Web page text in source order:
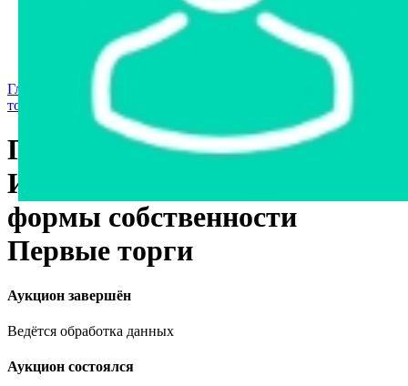
Арестованное имущество
Реестр несостоявшихся торгов
Реестр переоценок
Государственное имущество
Главная страница
торгов
Транспорт
ГАЗ 31105, 2006
Имущество государственной
формы собственности
Первые торги
Аукцион завершён
Ведётся обработка данных
Аукцион состоялся